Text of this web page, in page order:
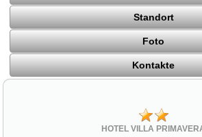
Standort
Foto
Kontakte
HOTEL VILLA